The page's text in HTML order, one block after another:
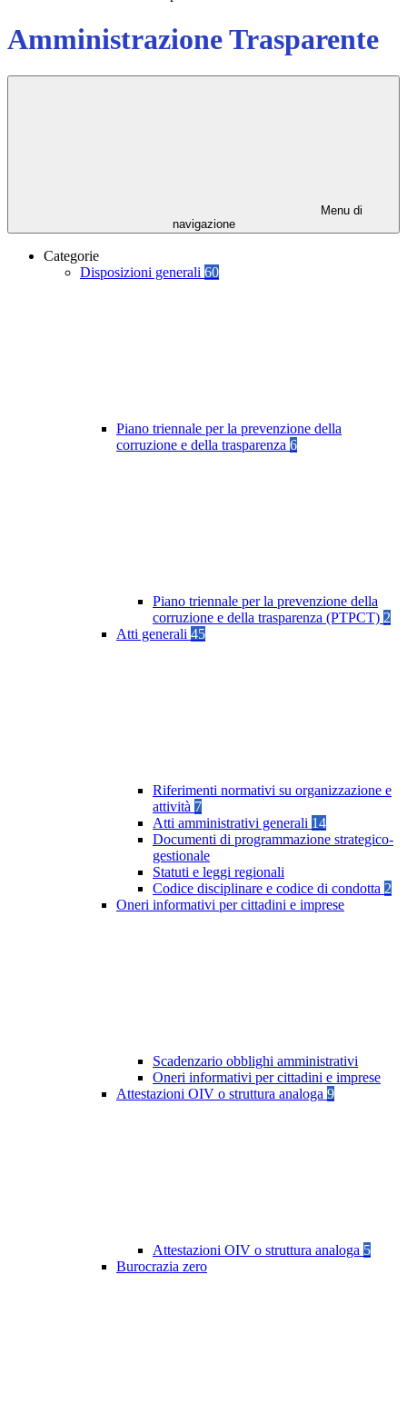
Amministrazione Trasparente
Menu di
navigazione
Categorie
Disposizioni generali 60
Piano triennale per la prevenzione della
corruzione e della trasparenza 6
Piano triennale per la prevenzione della
corruzione e della trasparenza (PTPCT) 2
Atti generali 45
Riferimenti normativi su organizzazione e
attività 7
Atti amministrativi generali 14
Documenti di programmazione strategico-
gestionale
Statuti e leggi regionali
Codice disciplinare e codice di condotta 2
Oneri informativi per cittadini e imprese
Scadenzario obblighi amministrativi
Oneri informativi per cittadini e imprese
Attestazioni OIV o struttura analoga 9
Attestazioni OIV o struttura analoga 5
Burocrazia zero